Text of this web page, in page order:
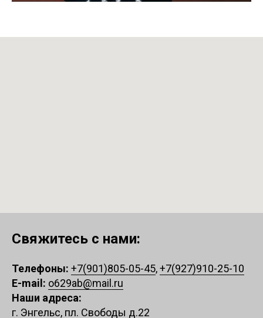
Свяжитесь с нами:
Телефоны: +7(901)805-05-45,+7(927)910-25-10
E-mail: o629ab@mail.ru
Наши адреса:
г. Энгельс, пл. Свободы д.22